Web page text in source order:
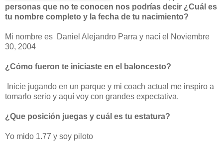
personas que no te conocen nos podrías decir ¿Cuál es
tu nombre completo y la fecha de tu nacimiento?
Mi nombre es Daniel Alejandro Parra y nací el Noviembre
30, 2004
¿Cómo fueron te iniciaste en el baloncesto?
Inicie jugando en un parque y mi coach actual me inspiro a
tomarlo serio y aquí voy con grandes expectativa.
¿Que posición juegas y cuál es tu estatura?
Yo mido 1.77 y soy piloto